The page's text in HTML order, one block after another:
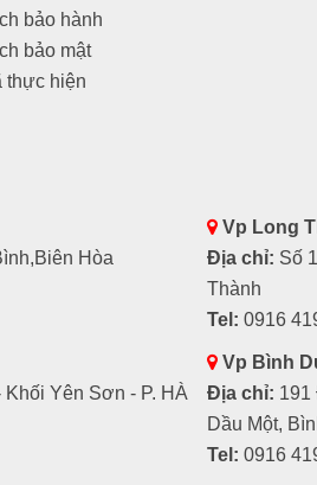
bảo hành
bảo mật
thực hiện
Hòa
Vp Long
Địa chỉ: Số
Thành
Tel: 0916
Yên Sơn - P. HÀ
Vp Bình
Địa chỉ: 191
Dầu Một,
Tel: 0916